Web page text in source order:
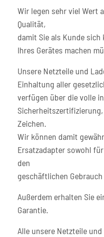
Wir legen sehr viel Wert
Qualität,
damit Sie als Kunde
Ihres Gerätes machen
Unsere Netzteile und
Einhaltung aller
verfügen über die volle
Sicherheitszertifizierung,
Zeichen.
Wir können damit
Ersatzadapter sowohl
den
geschäftlichen
Außerdem erhalten Sie
Garantie.
Alle unsere Netzteile